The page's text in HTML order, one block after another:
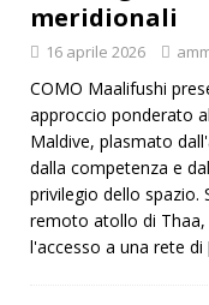
meridionali
16 aprile 2026
COMO Maalifushi
approccio ponderato
Maldive, plasmato
dalla competenza e
privilegio dello spazio.
remoto atollo di
l'accesso a una rete di